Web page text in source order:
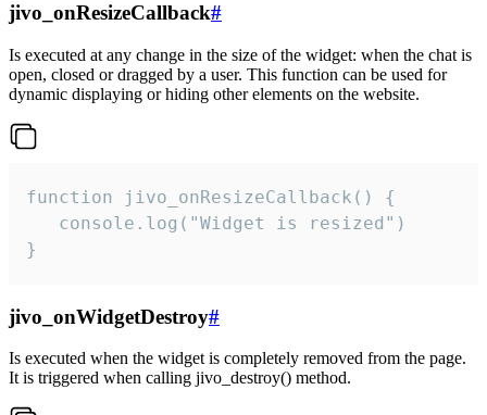
jivo_onResizeCallback#
Is executed at any change in the size of the widget: when the chat is
open, closed or dragged by a user. This function can be used for
dynamic displaying or hiding other elements on the website.
function jivo_onResizeCallback() {
   console.log("Widget is resized")
}
jivo_onWidgetDestroy#
Is executed when the widget is completely removed from the page.
It is triggered when calling jivo_destroy() method.